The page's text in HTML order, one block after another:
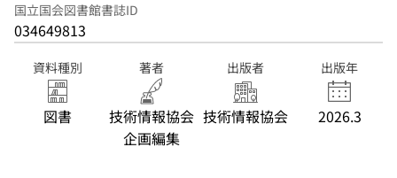
国立国会図書館書誌ID
034649813
資料種別
図書
著者
技術情報協会
企画編集
出版者
技術情報協会
出版年
2026.3